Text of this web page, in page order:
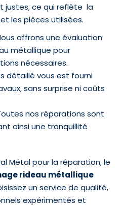
justes, ce qui reflète la
les pièces utilisées.
offrons une évaluation
métallique pour
nécessaires.
détaillé vous est fourni
sans surprise ni coûts
nos réparations sont
ainsi une tranquillité
Métal pour la réparation, le
rideau métallique
un service de qualité,
expérimentés et